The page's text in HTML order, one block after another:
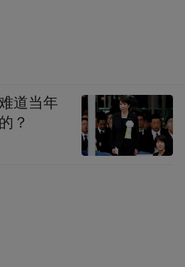
道当年
？